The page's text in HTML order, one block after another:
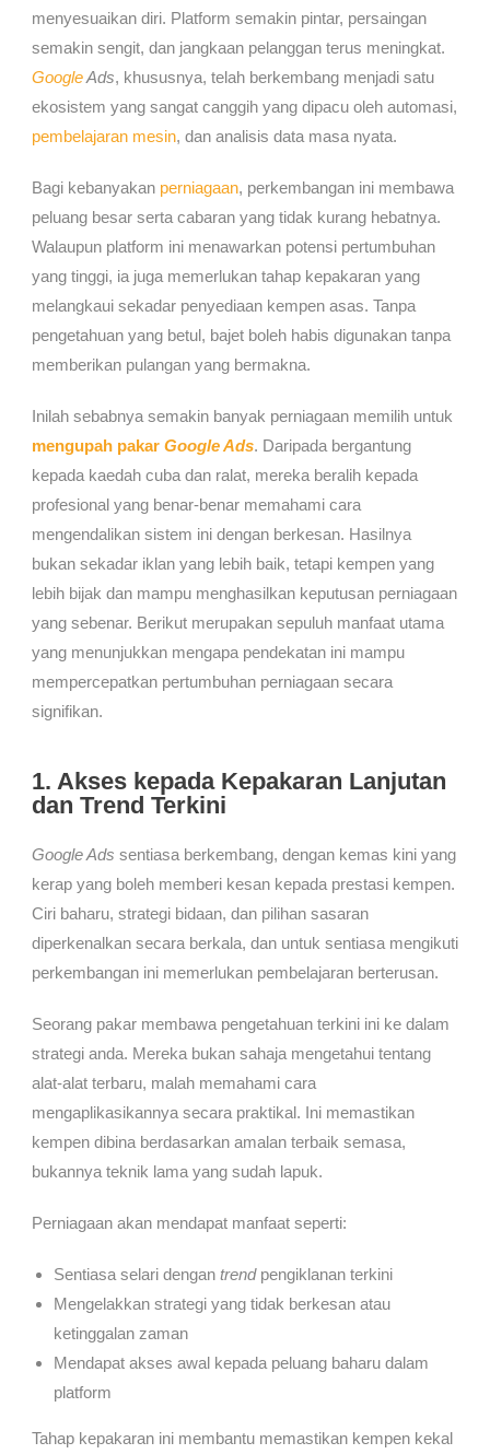
menyesuaikan diri. Platform semakin pintar, persaingan
semakin sengit, dan jangkaan pelanggan terus meningkat.
GoogleAds, khususnya, telah berkembang menjadi satu
ekosistem yang sangat canggih yang dipacu oleh automasi,
pembelajaran mesin, dan analisis data masa nyata.
Bagi kebanyakan perniagaan, perkembangan ini membawa
peluang besar serta cabaran yang tidak kurang hebatnya.
Walaupun platform ini menawarkan potensi pertumbuhan
yang tinggi, ia juga memerlukan tahap kepakaran yang
melangkaui sekadar penyediaan kempen asas. Tanpa
pengetahuan yang betul, bajet boleh habis digunakan tanpa
memberikan pulangan yang bermakna.
Inilah sebabnya semakin banyak perniagaan memilih untuk
mengupah pakar Google Ads. Daripada bergantung
kepada kaedah cuba dan ralat, mereka beralih kepada
profesional yang benar-benar memahami cara
mengendalikan sistem ini dengan berkesan. Hasilnya
bukan sekadar iklan yang lebih baik, tetapi kempen yang
lebih bijak dan mampu menghasilkan keputusan perniagaan
yang sebenar. Berikut merupakan sepuluh manfaat utama
yang menunjukkan mengapa pendekatan ini mampu
mempercepatkan pertumbuhan perniagaan secara
signifikan.
1. Akses kepada Kepakaran Lanjutan
dan Trend Terkini
Google Ads sentiasa berkembang, dengan kemas kini yang
kerap yang boleh memberi kesan kepada prestasi kempen.
Ciri baharu, strategi bidaan, dan pilihan sasaran
diperkenalkan secara berkala, dan untuk sentiasa mengikuti
perkembangan ini memerlukan pembelajaran berterusan.
Seorang pakar membawa pengetahuan terkini ini ke dalam
strategi anda. Mereka bukan sahaja mengetahui tentang
alat-alat terbaru, malah memahami cara
mengaplikasikannya secara praktikal. Ini memastikan
kempen dibina berdasarkan amalan terbaik semasa,
bukannya teknik lama yang sudah lapuk.
Perniagaan akan mendapat manfaat seperti:
Sentiasa selari dengan trendpengiklanan terkini
Mengelakkan strategi yang tidak berkesan atau
ketinggalan zaman
Mendapat akses awal kepada peluang baharu dalam
platform
Tahap kepakaran ini membantu memastikan kempen kekal